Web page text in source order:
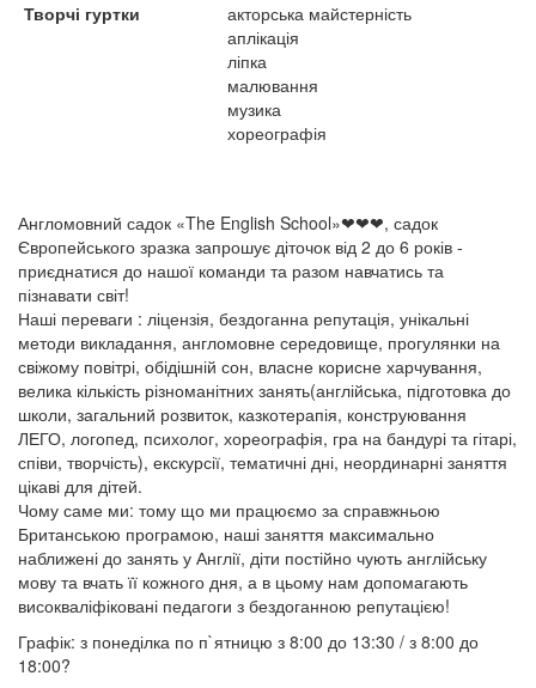
Творчі гуртки
акторська майстерність
аплікація
ліпка
малювання
музика
хореографія
Англомовний садок «The English School»❤❤❤, садок
Європейського зразка запрошує діточок від 2 до 6 років -
приєднатися до нашої команди та разом навчатись та
пізнавати світ!
Наші переваги : ліцензія, бездоганна репутація, унікальні
методи викладання, англомовне середовище, прогулянки на
свіжому повітрі, обідішній сон, власне корисне харчування,
велика кількість різноманітних занять(англійська, підготовка до
школи, загальний розвиток, казкотерапія, конструювання
ЛЕГО, логопед, психолог, хореографія, гра на бандурі та гітарі,
співи, творчість), екскурсії, тематичні дні, неординарні заняття
цікаві для дітей.
Чому саме ми: тому що ми працюємо за справжньою
Британською програмою, наші заняття максимально
наближені до занять у Англії, діти постійно чують англійську
мову та вчать її кожного дня, а в цьому нам допомагають
високваліфіковані педагоги з бездоганною репутацією!
Графік: з понеділка по п`ятницю з 8:00 до 13:30 / з 8:00 до
18:00?